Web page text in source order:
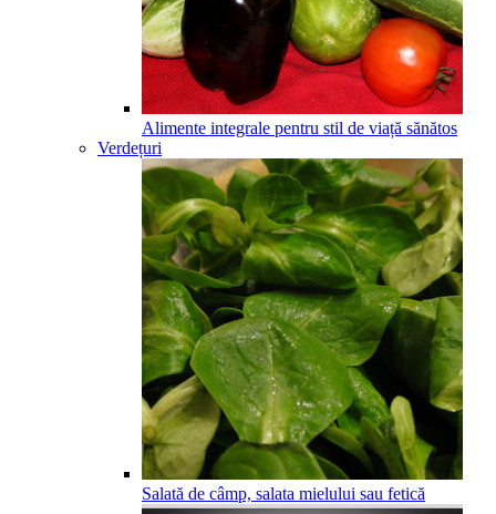
Alimente integrale pentru stil de viață sănătos
Verdețuri
Salată de câmp, salata mielului sau fetică